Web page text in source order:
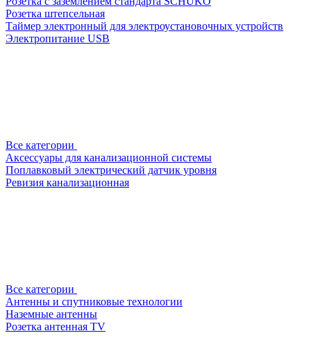
Розетка штепсельная
Таймер электронный для электроустановочных устройств
Электропитание USB
Все категории
Аксессуары для канализационной системы
Поплавковый электрический датчик уровня
Ревизия канализационная
Все категории
Антенны и спутниковые технологии
Наземные антенны
Розетка антенная TV